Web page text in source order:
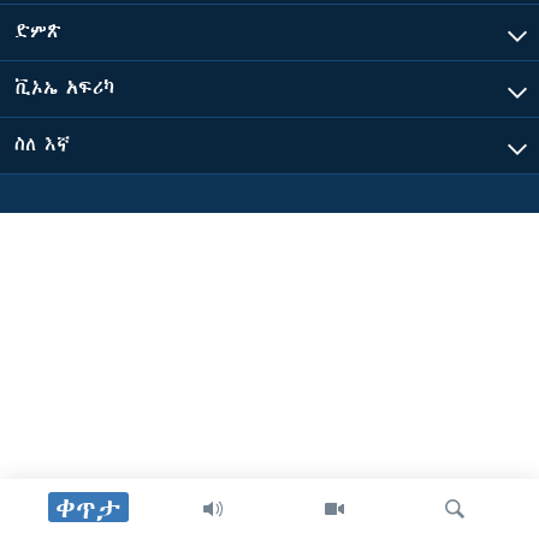
ቋንቋዎች
ቀጥታ
ድምጽ
ቪኦኤ አፍሪካ
ስለ እኛ